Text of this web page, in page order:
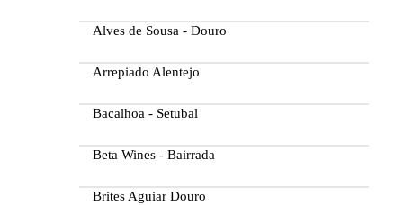
Alves de Sousa - Douro
Arrepiado Alentejo
Bacalhoa - Setubal
Beta Wines - Bairrada
Brites Aguiar Douro